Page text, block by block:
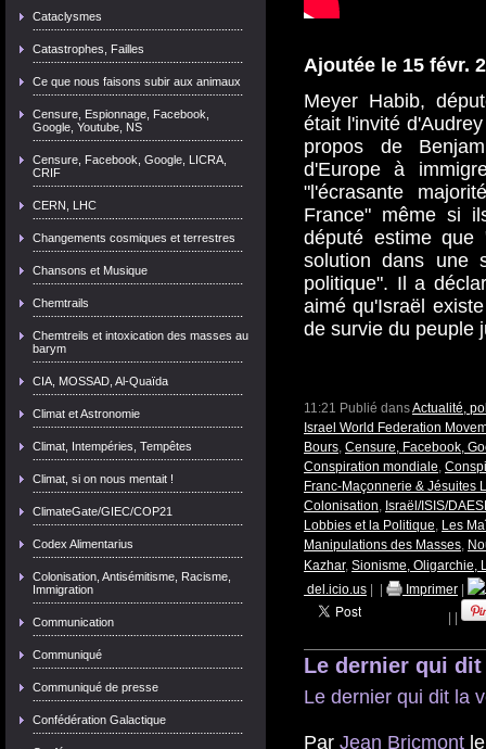
Cataclysmes
Catastrophes, Failles
Ce que nous faisons subir aux animaux
Censure, Espionnage, Facebook,
Google, Youtube, NS
Censure, Facebook, Google, LICRA,
CRIF
CERN, LHC
Changements cosmiques et terrestres
Chansons et Musique
Chemtrails
Chemtreils et intoxication des masses au
barym
CIA, MOSSAD, Al-Quaïda
Climat et Astronomie
Climat, Intempéries, Tempêtes
Climat, si on nous mentait !
ClimateGate/GIEC/COP21
Codex Alimentarius
Colonisation, Antisémitisme, Racisme,
Immigration
Communication
Communiqué
Communiqué de presse
Confédération Galactique
Ajoutée le 15 févr.
Meyer Habib,
était l'invité
propos de
d'Europeà
"l'écrasante
France" même si
député estime
solution dans une
politique". Il a
aimé qu'Israël
de survie du peuple
11:21 Publié dansActualité,
Israel World Federation
Bours, Censure, Facebook,
Conspiration mondiale,
Franc-Maçonnerie & Jésuites
Colonisation, Israël/ISIS/
Lobbies et la Politique, Les
Manipulations des Masses,
Kazhar, Sionisme, Oligarchie,
del.icio.us
Imprimer
Le dernier qui
Le dernier qui dit la
Par Jean Bricmont